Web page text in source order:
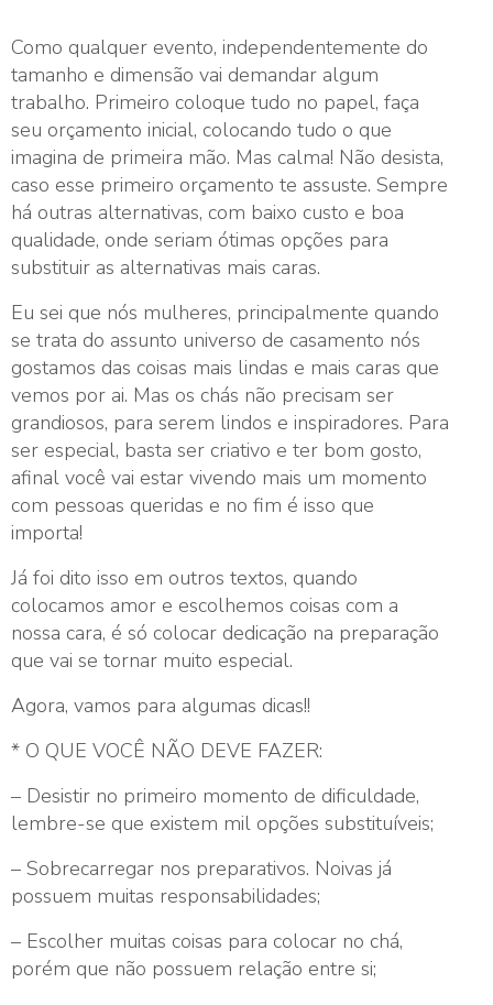
Como qualquer evento, independentemente do
tamanho e dimensão vai demandar algum
trabalho. Primeiro coloque tudo no papel, faça
seu orçamento inicial, colocando tudo o que
imagina de primeira mão. Mas calma! Não desista,
caso esse primeiro orçamento te assuste. Sempre
há outras alternativas, com baixo custo e boa
qualidade, onde seriam ótimas opções para
substituir as alternativas mais caras.
Eu sei que nós mulheres, principalmente quando
se trata do assunto universo de casamento nós
gostamos das coisas mais lindas e mais caras que
vemos por ai. Mas os chás não precisam ser
grandiosos, para serem lindos e inspiradores. Para
ser especial, basta ser criativo e ter bom gosto,
afinal você vai estar vivendo mais um momento
com pessoas queridas e no fim é isso que
importa!
Já foi dito isso em outros textos, quando
colocamos amor e escolhemos coisas com a
nossa cara, é só colocar dedicação na preparação
que vai se tornar muito especial.
Agora, vamos para algumas dicas!!
* O QUE VOCÊ NÃO DEVE FAZER:
– Desistir no primeiro momento de dificuldade,
lembre-se que existem mil opções substituíveis;
– Sobrecarregar nos preparativos. Noivas já
possuem muitas responsabilidades;
– Escolher muitas coisas para colocar no chá,
porém que não possuem relação entre si;